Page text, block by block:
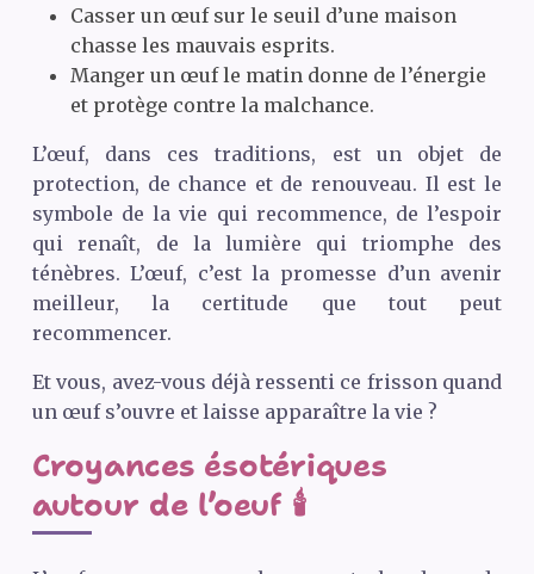
Casser un œuf sur le seuil d’une maison
chasse les mauvais esprits.
Manger un œuf le matin donne de l’énergie
et protège contre la malchance.
L’œuf, dans ces traditions, est un objet de
protection, de chance et de renouveau. Il est le
symbole de la vie qui recommence, de l’espoir
qui renaît, de la lumière qui triomphe des
ténèbres. L’œuf, c’est la promesse d’un avenir
meilleur, la certitude que tout peut
recommencer.
Et vous, avez-vous déjà ressenti ce frisson quand
un œuf s’ouvre et laisse apparaître la vie ?
Croyances ésotériques
autour de l’oeuf 🕯️